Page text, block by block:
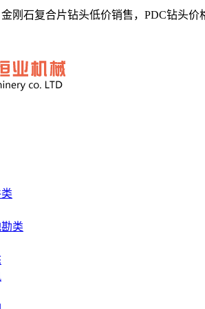
刚石复合片钻头低价销售，PDC钻头价
类